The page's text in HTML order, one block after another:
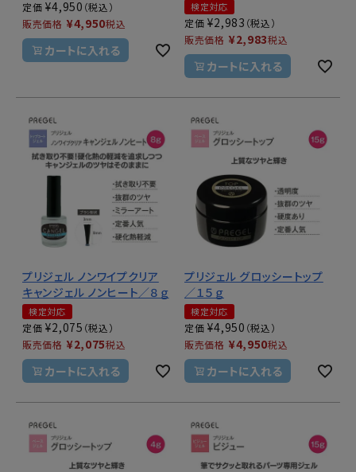
定価 ¥4,950
販売価格 ¥4,950税込
カートに入れる
検定対応
定価 ¥2,983
販売価格 ¥2,983税込
カートに入れる
プリジェル ノンワイプクリア
キャンジェル ノンヒート／８ｇ
検定対応
定価 ¥2,075
販売価格 ¥2,075税込
カートに入れる
プリジェル グロッシートップ
／１５ｇ
検定対応
定価 ¥4,950
販売価格 ¥4,950税込
カートに入れる